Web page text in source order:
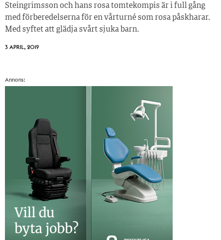
Steingrimsson och hans rosa tomtekompis är i full gång
med förberedelserna för en vårturné som rosa påskharar.
Med syftet att glädja svårt sjuka barn.
3 APRIL, 2019
Annons: